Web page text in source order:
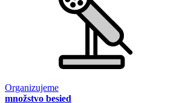
Organizujeme
množstvo besied